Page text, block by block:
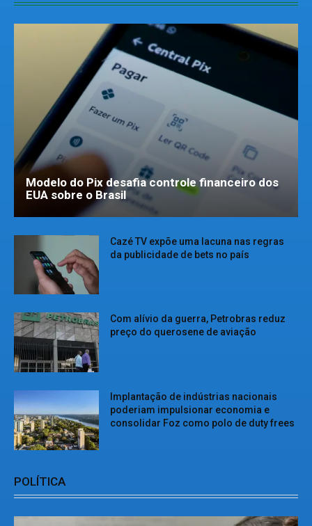
Modelo do Pix desafia controle financeiro dos
EUA sobre o Brasil
Cazé TV expõe uma lacuna nas regras
da publicidade de bets no país
Com alívio da guerra, Petrobras reduz
preço do querosene de aviação
Implantação de indústrias nacionais
poderiam impulsionar economia e
consolidar Foz como polo de duty frees
POLÍTICA